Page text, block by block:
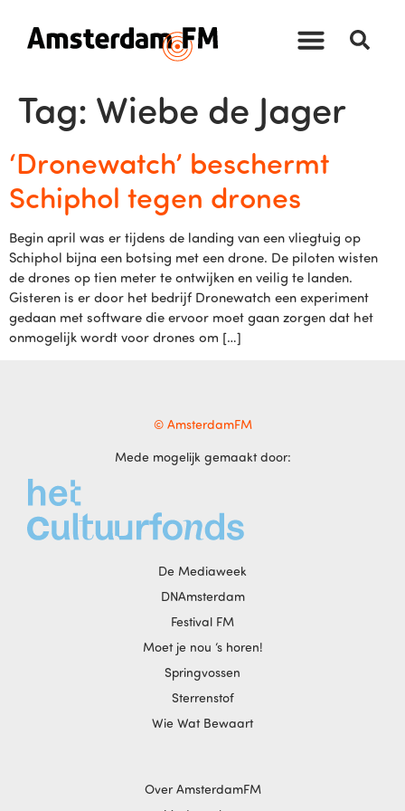
Tag: Wiebe de Jager
‘Dronewatch’ beschermt
Schiphol tegen drones
Begin april was er tijdens de landing van een vliegtuig op
Schiphol bijna een botsing met een drone. De piloten wisten
de drones op tien meter te ontwijken en veilig te landen.
Gisteren is er door het bedrijf Dronewatch een experiment
gedaan met software die ervoor moet gaan zorgen dat het
onmogelijk wordt voor drones om […]
© AmsterdamFM
Mede mogelijk gemaakt door:
De Mediaweek
DNAmsterdam
Festival FM
Moet je nou ‘s horen!
Springvossen
Sterrenstof
Wie Wat Bewaart
Over AmsterdamFM